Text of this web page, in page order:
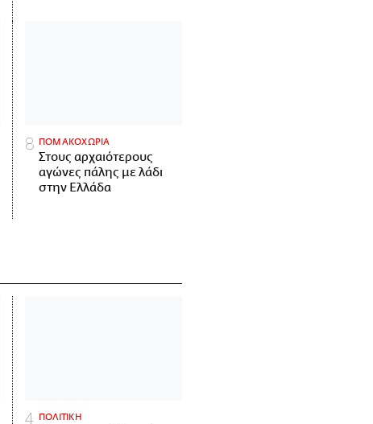
ΠΟΜΑΚΟΧΩΡΙΑ
Στους αρχαιότερους
αγώνες πάλης με λάδι
στην Ελλάδα
ΠΟΛΙΤΙΚΗ